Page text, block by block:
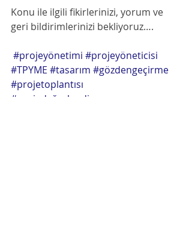
Konu ile ilgili fikirlerinizi, yorum ve
geri bildirimlerinizi bekliyoruz….
#projeyönetimi #projeyöneticisi
#TPYME #tasarım #gözdengeçirme
#projetoplantısı
#projedeğerlendirme